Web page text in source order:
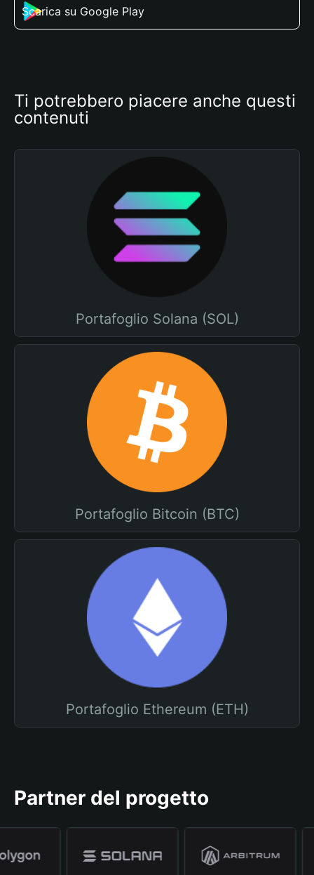
Scarica su Google Play
Ti potrebbero piacere anche questi
contenuti
Portafoglio Solana (SOL)
Portafoglio Bitcoin (BTC)
Portafoglio Ethereum (ETH)
Partner del progetto